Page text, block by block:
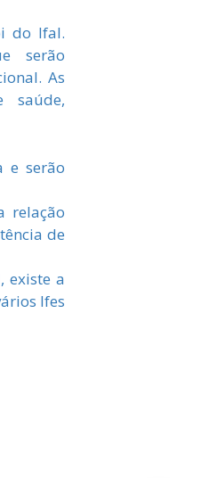
do Ifal.
serão
As
saúde,
e serão
relação
de
existe a
Ifes